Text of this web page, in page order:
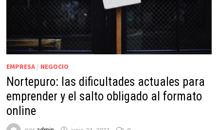
EMPRESA/ NEGOCIO
Nortepuro: las dificultades actuales para
emprender y el salto obligado al formato
online